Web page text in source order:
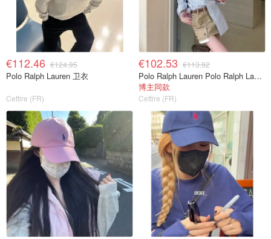
€112.46 €124.95
Polo Ralph Lauren 卫衣
Cettire (FR)
€102.53 €113.92
Polo Ralph Lauren Polo Ralph Lauren 刺绣标志衬衫
博主同款
Cettire (FR)